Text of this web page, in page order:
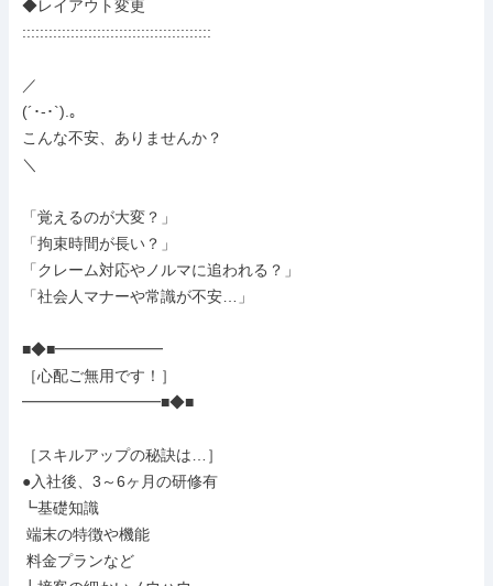
◆レイアウト変更
:::::::::::::::::::::::::::::::::::::::::::
／
(´･-･`).｡
こんな不安、ありませんか？
＼
「覚えるのが大変？」
「拘束時間が長い？」
「クレーム対応やノルマに追われる？」
「社会人マナーや常識が不安…」
■◆■━━━━━━━
［心配ご無用です！］
━━━━━━━━━■◆■
［スキルアップの秘訣は…］
●入社後、3～6ヶ月の研修有
┗基礎知識